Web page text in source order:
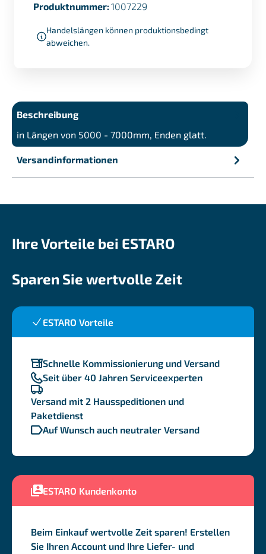
Produktnummer: 1007229
Handelslängen können produktionsbedingt
abweichen.
Beschreibung
in Längen von 5000 - 7000mm, Enden glatt.
Versandinformationen
Ihre Vorteile bei ESTARO
ESTARO Vorteile
Schnelle Kommissionierung und Versand
Seit über 40 Jahren Serviceexperten
Versand mit 2 Hausspeditionen und
Paketdienst
Auf Wunsch auch neutraler Versand
Sparen Sie wertvolle Zeit
ESTARO Kundenkonto
Beim Einkauf wertvolle Zeit sparen! Erstellen
Sie Ihren Account und Ihre Liefer- und